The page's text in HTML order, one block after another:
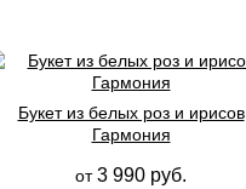
Букет из белых роз и ирисов
Гармония
от3 990 руб.